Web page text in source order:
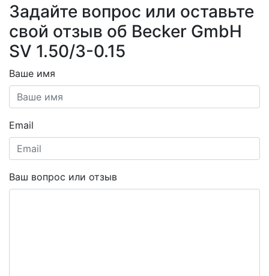
Задайте вопрос или оставьте
свой отзыв об Becker GmbH
SV 1.50/3-0.15
Ваше имя
Email
Ваш вопрос или отзыв